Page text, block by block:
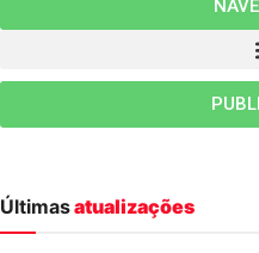
Últimasatualizações